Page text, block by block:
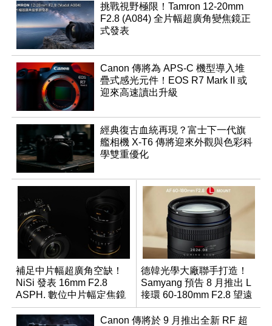
挑戰視野極限！Tamron 12-20mm
F2.8 (A084) 全片幅超廣角變焦鏡正
式發表
Canon 傳將為 APS-C 機型導入堆
疊式感光元件！EOS R7 Mark II 或
迎來高速讀出升級
經典復古血統再現？富士下一代旗
艦相機 X-T6 傳將迎來外觀與色彩科
學雙重優化
補足中片幅超廣角空缺！
NiSi 發表 16mm F2.8
ASPH. 數位中片幅定焦鏡
德韓光學大廠聯手打造！
Samyang 預告 8 月推出 L
接環 60-180mm F2.8 望遠
變焦鏡
Canon 傳將於 9 月推出全新 RF 超